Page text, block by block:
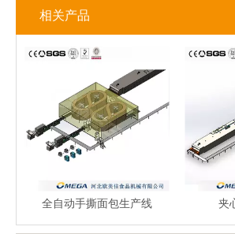
相关产品
全自动手撕面包生产线 夹